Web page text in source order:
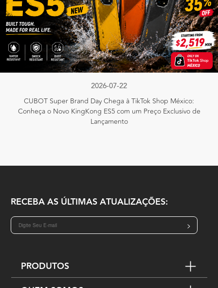
2026-07-22
CUBOT Super Brand Day Chega à TikTok Shop México:
Conheça o Novo KingKong ES5 com um Preço Exclusivo de
Lançamento
RECEBA AS ÚLTIMAS ATUALIZAÇÕES:
>
PRODUTOS